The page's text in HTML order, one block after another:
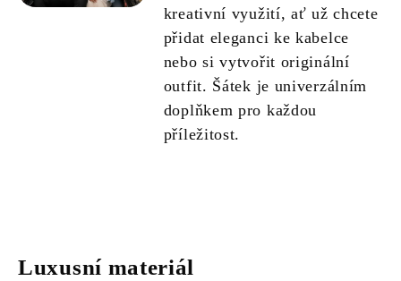
kreativní využití, ať už chcete
přidat eleganci ke kabelce
nebo si vytvořit originální
outfit. Šátek je univerzálním
doplňkem pro každou
příležitost.
Luxusní materiál